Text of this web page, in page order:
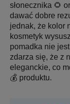
słonecznika 🌻
dawać dobre
jednak, że kolor
kosmetyk
pomadka nie
zdarza się, że z
eleganckie, co
💰 produktu.